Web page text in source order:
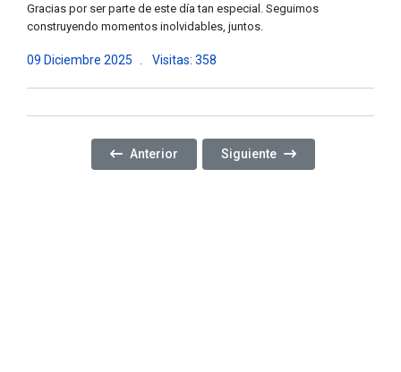
Gracias por ser parte de este día tan especial. Seguimos
construyendo momentos inolvidables, juntos.
09 Diciembre 2025 Visitas: 358
Artículo Anterior: FINALIZÓ EL CURSO DE BONSAI
Anterior Artículo Siguiente: CENA DE FIN
Siguiente